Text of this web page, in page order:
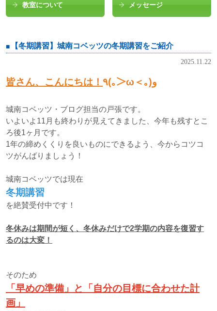
教室について メッセージ
【冬期講習】城南コベッツの冬期講習をご紹介
2025.11.22
皆さん、こんにちは！ ٩(｡＞ω＜｡)و
城南コベッツ・ブログ担当の戸張です。
いよいよ11月も終わりが見えてきました、今年も残すとこ
ろ後1ヶ月です。
1年の締めくくりを良いものにできるよう、今からコツコ
ツがんばりましょう！
城南コベッツでは現在
冬期講習
を絶賛受付中です！
冬休みは期間が短く、冬休みだけで2学期の内容を復習す
るのは大変！
そのため
「早めの準備」と「自分の目標に合わせた計
画」